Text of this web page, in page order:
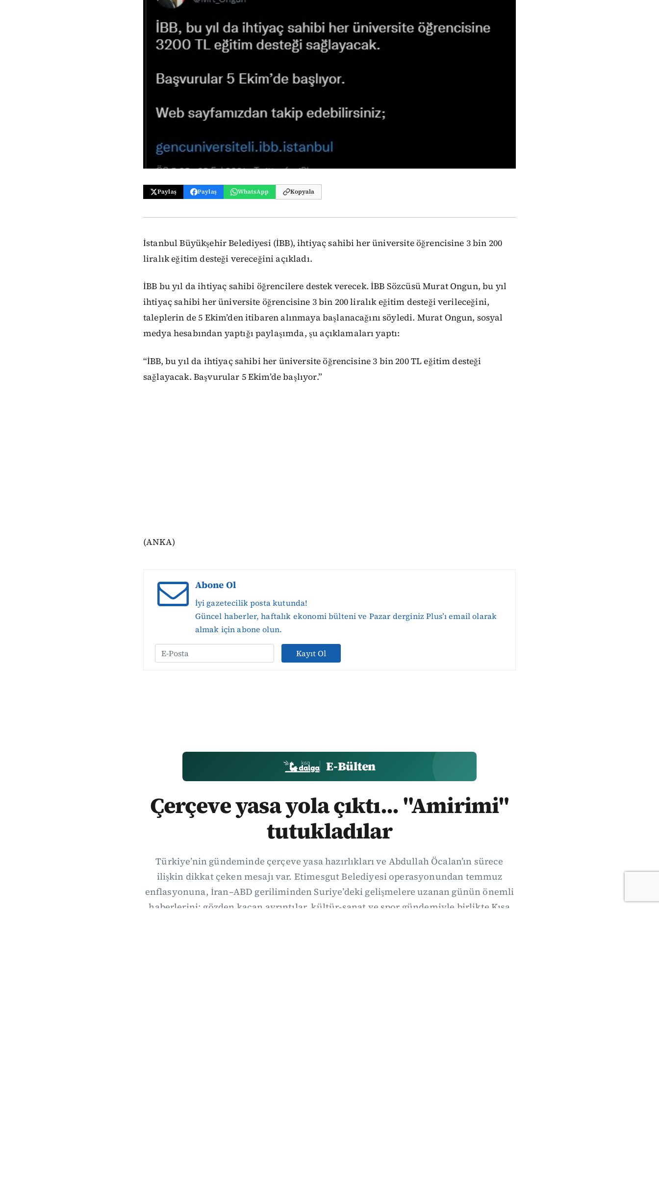
Paylaş Paylaş WhatsApp Kopyala
İstanbul Büyükşehir Belediyesi (İBB), ihtiyaç sahibi her üniversite öğrencisine 3 bin 200
liralık eğitim desteği vereceğini açıkladı.
İBB bu yıl da ihtiyaç sahibi öğrencilere destek verecek. İBB Sözcüsü Murat Ongun, bu yıl
ihtiyaç sahibi her üniversite öğrencisine 3 bin 200 liralık eğitim desteği verileceğini,
taleplerin de 5 Ekim’den itibaren alınmaya başlanacağını söyledi. Murat Ongun, sosyal
medya hesabından yaptığı paylaşımda, şu açıklamaları yaptı:
“İBB, bu yıl da ihtiyaç sahibi her üniversite öğrencisine 3 bin 200 TL eğitim desteği
sağlayacak. Başvurular 5 Ekim’de başlıyor.”
(ANKA)
Abone Ol
İyi gazetecilik posta kutunda!
Güncel haberler, haftalık ekonomi bülteni ve Pazar derginiz Plus’ı email olarak
almak için abone olun.
Kayıt Ol
E-Bülten
Çerçeve yasa yola çıktı... "Amirimi"
tutukladılar
Türkiye’nin gündeminde çerçeve yasa hazırlıkları ve Abdullah Öcalan’ın sürece
ilişkin dikkat çeken mesajı var. Etimesgut Belediyesi operasyonundan temmuz
enflasyonuna, İran–ABD geriliminden Suriye’deki gelişmelere uzanan günün önemli
haberlerini; gözden kaçan ayrıntılar, kültür-sanat ve spor gündemiyle birlikte Kısa